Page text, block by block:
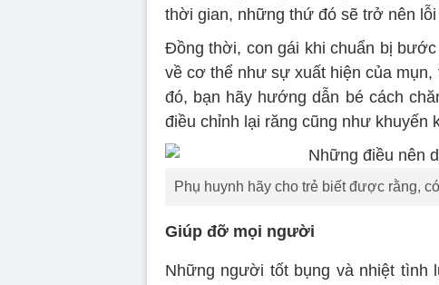
thời gian, những thứ đó sẽ trở nên
Đồng thời, con gái khi chuẩn bị
về cơ thể như sự xuất hiện của
đó, bạn hãy hướng dẫn bé cách
điều chỉnh lại răng cũng như khuyến
Phụ huynh hãy cho trẻ biết được rằng,
Giúp đỡ mọi người
Những người tốt bụng và nhiệt tình